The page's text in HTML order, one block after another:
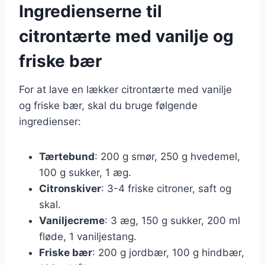
Ingredienserne til
citrontærte med vanilje og
friske bær
For at lave en lækker citrontærte med vanilje
og friske bær, skal du bruge følgende
ingredienser:
Tærtebund: 200 g smør, 250 g hvedemel,
100 g sukker, 1 æg.
Citronskiver: 3-4 friske citroner, saft og
skal.
Vaniljecreme: 3 æg, 150 g sukker, 200 ml
fløde, 1 vaniljestang.
Friske bær: 200 g jordbær, 100 g hindbær,